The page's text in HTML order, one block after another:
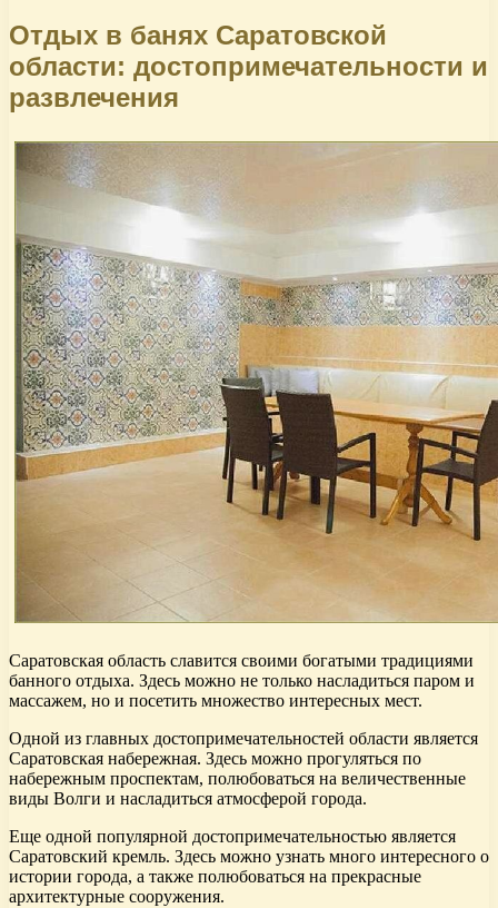
Отдых в банях Саратовской
области: достопримечательности и
развлечения
Саратовская область славится своими богатыми традициями
банного отдыха. Здесь можно не только насладиться паром и
массажем, но и посетить множество интересных мест.
Одной из главных достопримечательностей области является
Саратовская набережная. Здесь можно прогуляться по
набережным проспектам, полюбоваться на величественные
виды Волги и насладиться атмосферой города.
Еще одной популярной достопримечательностью является
Саратовский кремль. Здесь можно узнать много интересного о
истории города, а также полюбоваться на прекрасные
архитектурные сооружения.